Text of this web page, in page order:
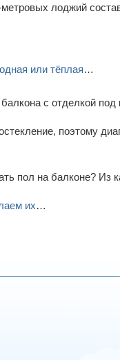
лоджий
или тёплая…
с отделкой
поэтому
пол на балконе? Из
их…